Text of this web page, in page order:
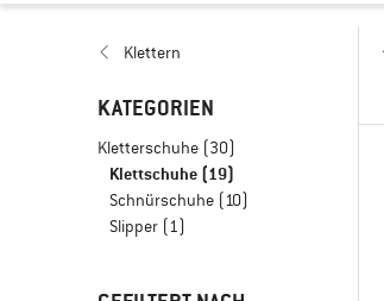
Klettern
KATEGORIEN
Kletterschuhe (30)
Klettschuhe (19)
Schnürschuhe (10)
Slipper (1)